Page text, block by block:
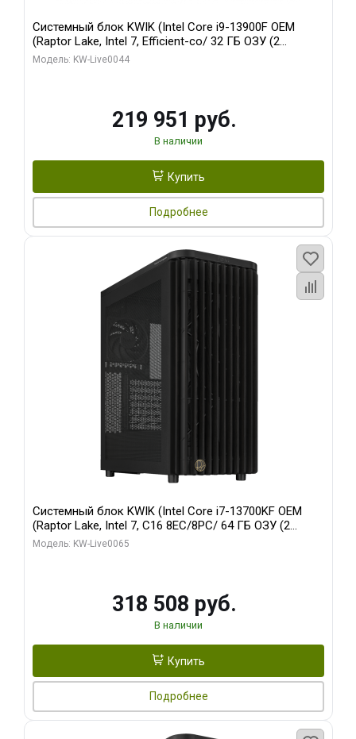
Системный блок KWIK (Intel Core i9-13900F OEM
(Raptor Lake, Intel 7, Efficient-co/ 32 ГБ ОЗУ (2
модуля)/ Gigabyte RTX5070Ti AERO OC 16GB GDDR7
Модель: KW-Live0044
219 951 руб.
В наличии
Купить
Подробнее
Системный блок KWIK (Intel Core i7-13700KF OEM
(Raptor Lake, Intel 7, C16 8EC/8PC/ 64 ГБ ОЗУ (2
модуля)/ ASUS RTX5080 PROART OC 16GB GDDR7
Модель: KW-Live0065
318 508 руб.
В наличии
Купить
Подробнее